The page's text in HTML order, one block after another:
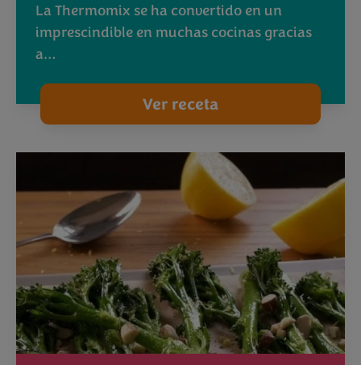
La Thermomix se ha convertido en un
imprescindible en muchas cocinas gracias
a…
Ver receta